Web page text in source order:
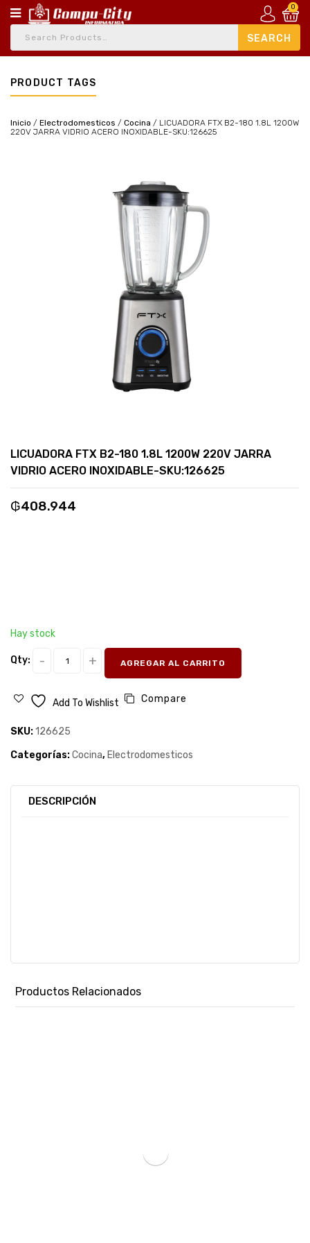
0
PRODUCT TAGS
Inicio / Electrodomesticos / Cocina / LICUADORA FTX B2-180 1.8L 1200W
220V JARRA VIDRIO ACERO INOXIDABLE-SKU:126625
LICUADORA FTX B2-180 1.8L 1200W 220V JARRA
VIDRIO ACERO INOXIDABLE-SKU:126625
₲408.944
Hay stock
Qty: AGREGAR AL CARRITO
Add To Wishlist Compare
SKU:126625
Categorías:Cocina, Electrodomesticos
DESCRIPCIÓN
Productos Relacionados